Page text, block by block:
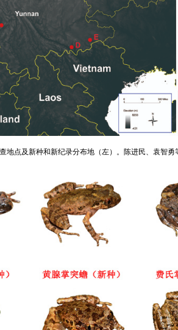
点及新种和新纪录分布地（左）。陈进民、袁智勇